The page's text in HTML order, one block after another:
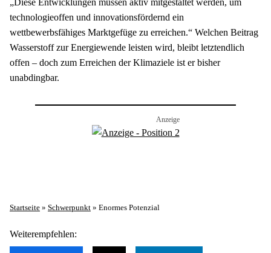
technologieoffen und innovationsfördernd ein
wettbewerbsfähiges Marktgefüge zu erreichen.“ Welchen Beitrag
Wasserstoff zur Energiewende leisten wird, bleibt letztendlich
offen – doch zum Erreichen der Klimaziele ist er bisher
unabdingbar.
Startseite » Schwerpunkt » Enormes Potenzial
Weiterempfehlen: